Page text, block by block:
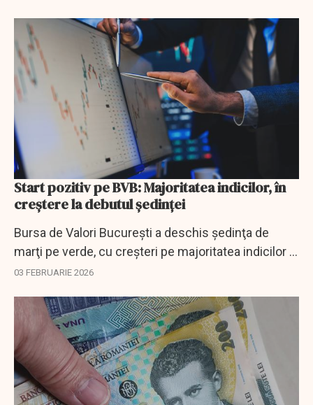
Start pozitiv pe BVB: Majoritatea indicilor, în
creştere la debutul şedinţei
Bursa de Valori Bucureşti a deschis şedinţa de
marţi pe verde, cu creşteri pe majoritatea indicilor şi
un rulaj de peste 12 milioane de lei în primele 30 de
03 FEBRUARIE 2026